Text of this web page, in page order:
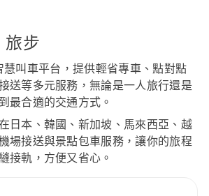
步
叫車平台，提供輕省專車、點對點
送等多元服務，無論是一人旅行還是
最合適的交通方式。
日本、韓國、新加坡、馬來西亞、越
場接送與景點包車服務，讓你的旅程
接軌，方便又省心。